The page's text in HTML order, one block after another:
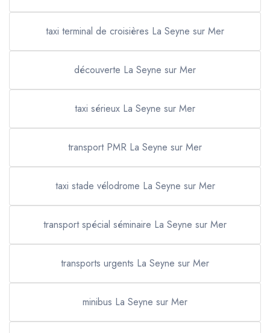
taxi terminal de croisières La Seyne sur Mer
découverte La Seyne sur Mer
taxi sérieux La Seyne sur Mer
transport PMR La Seyne sur Mer
taxi stade vélodrome La Seyne sur Mer
transport spécial séminaire La Seyne sur Mer
transports urgents La Seyne sur Mer
minibus La Seyne sur Mer